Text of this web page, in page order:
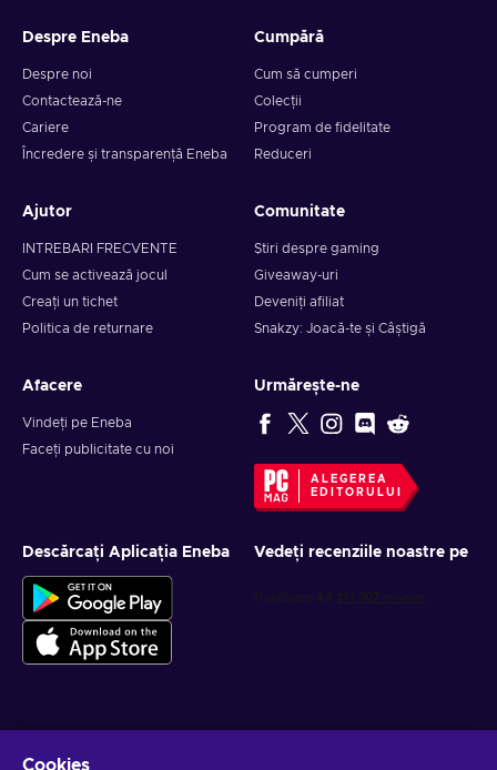
Despre Eneba
Despre noi
Contactează-ne
Cariere
Încredere și transparență Eneba
Cumpără
Cum să cumperi
Colecții
Program de fidelitate
Reduceri
Ajutor
INTREBARI FRECVENTE
Cum se activează jocul
Creați un tichet
Politica de returnare
Comunitate
Știri despre gaming
Giveaway-uri
Deveniți afiliat
Snakzy: Joacă-te și Câștigă
Afacere
Vindeți pe Eneba
Faceți publicitate cu noi
Urmărește-ne
ALEGEREA
EDITORULUI
Descărcați Aplicația Eneba Vedeți recenziile noastre pe
Cookies